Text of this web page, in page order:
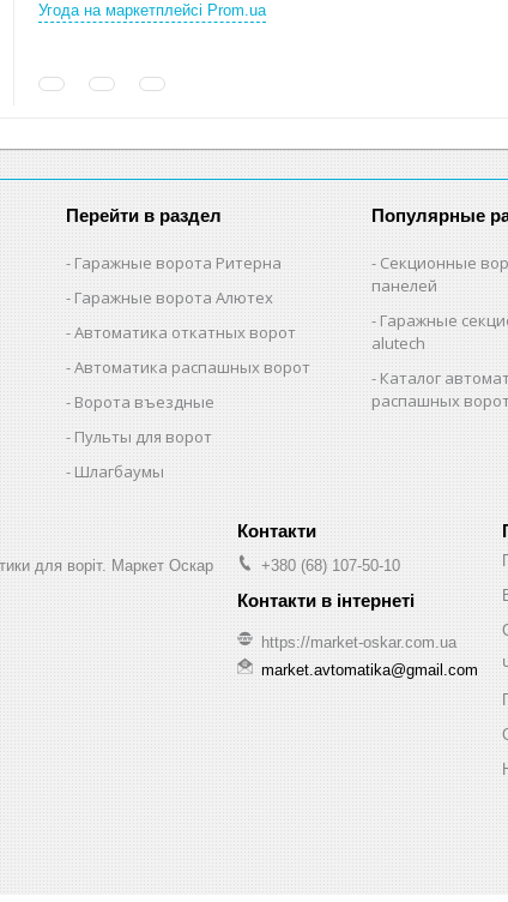
Угода на маркетплейсі Prom.ua
Перейти в раздел
Гаражные ворота Ритерна
Гаражные ворота Алютех
Автоматика откатных ворот
Автоматика распашных ворот
Ворота въездные
Пульты для ворот
Шлагбаумы
Популярные
Секционные
панелей
Гаражные
alutech
Каталог
распашных
для воріт. Маркет Оскар +380 (68) 107-50-10
https://market-oskar.com.ua
market.avtomatika@gmail.com